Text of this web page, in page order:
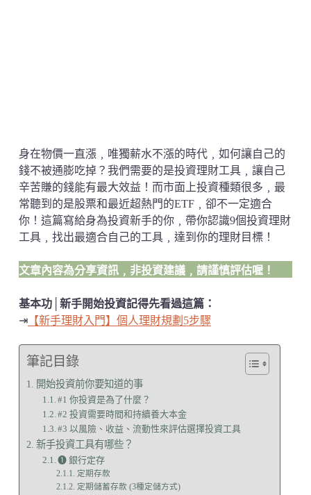
身在物價一直漲﹐唯獨薪水不漲的時代﹐如何讓自己的
錢不被通膨吃掉？我們需要的是投資理財工具﹐讓自己
辛苦賺的錢能有最大效益！而市面上投資種類很多﹐最
常聽到的是股票和最近超熱門的ETF﹐卻不一定適合
你！這篇寫給身為投資新手的你﹐帶你認識9個投資理財
工具﹐找出最適合自己的工具﹐達到你的理財目標！
文章內容為分享資訊﹐非投資建議﹐ 請謹慎評估喔！
基本功│新手開始投資記得先看過這篇：
⇥【新手理財入門】個人理財規劃5步驟
筆記目錄
開始投資前你要知道的事
#1 你投資是為了什麼？
#2 投資需要時間和持續養大本金
#3 以風險、收益、流動性來評估選擇投資工具
新手投資工具有哪些？
➊ 銀行定存
定期存款
定期儲蓄存款 (3種定儲方式)